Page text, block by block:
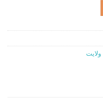
ولایت